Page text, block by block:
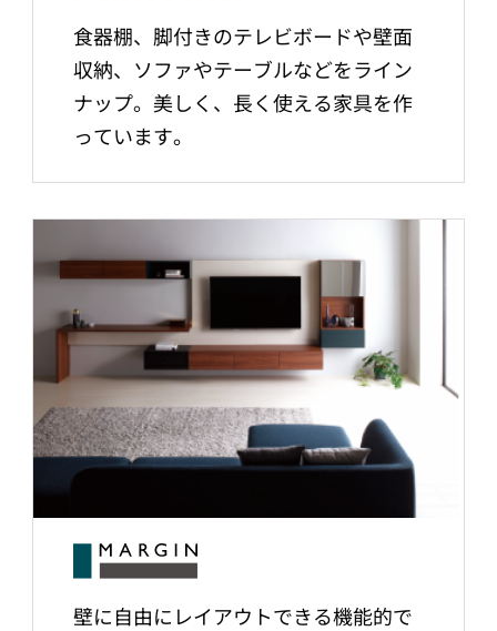
食器棚、脚付きのテレビボードや壁面
収納、ソファやテーブルなどをライン
ナップ。美しく、長く使える家具を作
っています。
壁に自由にレイアウトできる機能的で